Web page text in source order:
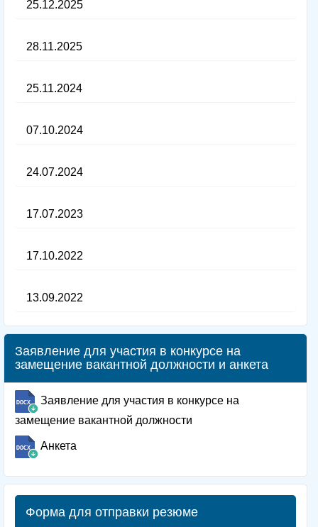
25.12.2025
28.11.2025
25.11.2024
07.10.2024
24.07.2024
17.07.2023
17.10.2022
13.09.2022
Заявление для участия в конкурсе на
замещение вакантной должности и анкета
Заявление для участия в конкурсе на
замещение вакантной должности
Анкета
Форма для отправки резюме